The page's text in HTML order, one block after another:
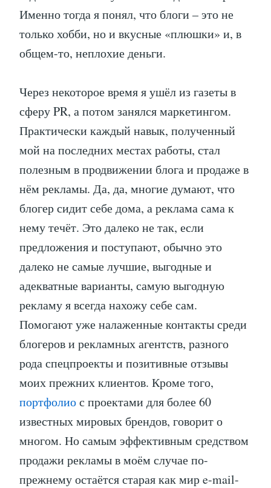
Именно тогда я понял, что блоги – это не
только хобби, но и вкусные «плюшки» и, в
общем-то, неплохие деньги.
Через некоторое время я ушёл из газеты в
сферу PR, а потом занялся маркетингом.
Практически каждый навык, полученный
мой на последних местах работы, стал
полезным в продвижении блога и продаже в
нём рекламы. Да, да, многие думают, что
блогер сидит себе дома, а реклама сама к
нему течёт. Это далеко не так, если
предложения и поступают, обычно это
далеко не самые лучшие, выгодные и
адекватные варианты, самую выгодную
рекламу я всегда нахожу себе сам.
Помогают уже налаженные контакты среди
блогеров и рекламных агентств, разного
рода спецпроекты и позитивные отзывы
моих прежних клиентов. Кроме того,
портфолиос проектами для более 60
известных мировых брендов, говорит о
многом. Но самым эффективным средством
продажи рекламы в моём случае по-
прежнему остаётся старая как мир e-mail-